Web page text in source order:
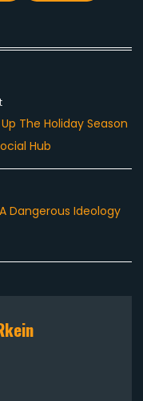
The Holiday Season
Hub
Dangerous Ideology